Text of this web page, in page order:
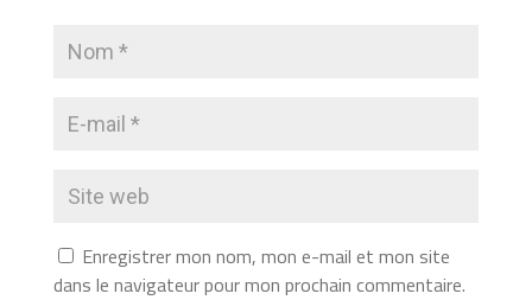
Enregistrer mon nom, mon e-mail et mon site
dans le navigateur pour mon prochain commentaire.